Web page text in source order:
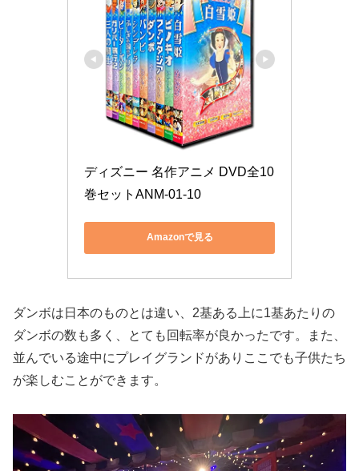
ディズニー 名作アニメ DVD全10
巻セットANM-01-10
Amazonで見る
ダンボは日本のものとは違い、2基ある上に1基あたりの
ダンボの数も多く、とても回転率が良かったです。また、
並んでいる途中にプレイグランドがありここでも子供たち
が楽しむことができます。